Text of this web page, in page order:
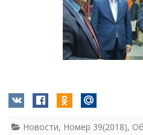
Новости, Номер 39(2018),